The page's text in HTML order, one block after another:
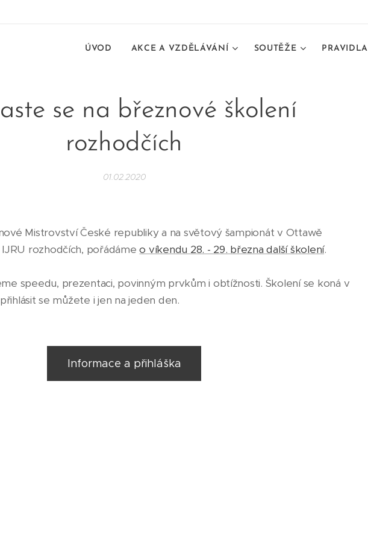
ÚVOD AKCE A VZDĚLÁVÁNÍ SOUTĚŽE PRAVIDLA
se na březnové školení
rozhodčích
01.02.2020
Mistrovství České republiky a na světový šampionát v Ottawě
rozhodčích, pořádámeo víkendu 28. - 29. března další školení.
speedu, prezentaci, povinným prvkům i obtížnosti. Školení se koná v
se můžete i jen na jeden den.
Informace a přihláška